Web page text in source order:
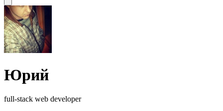
Юрий
full-stack web developer